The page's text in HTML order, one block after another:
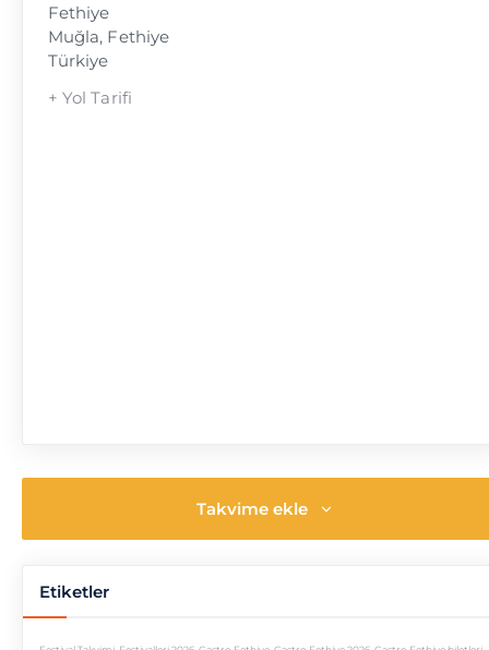
Fethiye
Muğla, Fethiye
Türkiye
+ Yol Tarifi
Takvime ekle
Etiketler